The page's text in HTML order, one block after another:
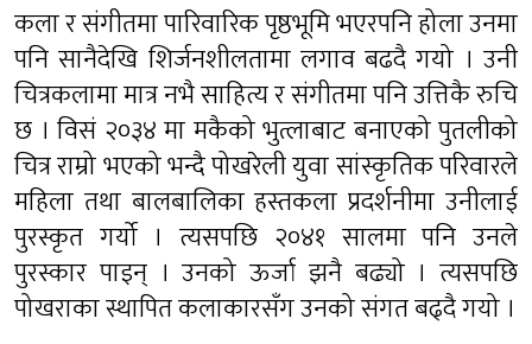
कला र संगीतमा पारिवारिक पृष्ठभूमि भएरपनि होला उनमा
पनि सानैदेखि शिर्जनशीलतामा लगाव बढदै गयो । उनी
चित्रकलामा मात्र नभै साहित्य र संगीतमा पनि उत्तिकै रुचि
छ । विसं २०३४ मा मकैको भुत्लाबाट बनाएको पुतलीको
चित्र राम्रो भएको भन्दै पोखरेली युवा सांस्कृतिक परिवारले
महिला तथा बालबालिका हस्तकला प्रदर्शनीमा उनीलाई
पुरस्कृत गर्यो । त्यसपछि २०४१ सालमा पनि उनले
पुरस्कार पाइन् । उनको ऊर्जा झनै बढ्यो । त्यसपछि
पोखराका स्थापित कलाकारसँग उनको संगत बढ्दै गयो ।